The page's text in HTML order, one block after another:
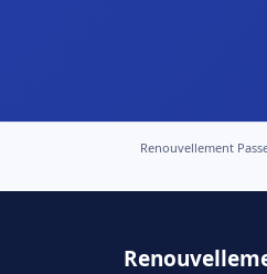
Renouvellement